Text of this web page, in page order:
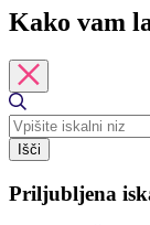
Kako vam
Išči
Priljubljena